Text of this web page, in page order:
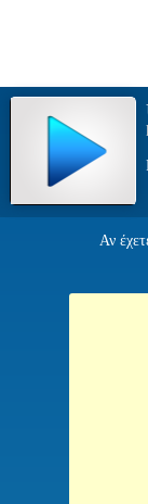
Αν